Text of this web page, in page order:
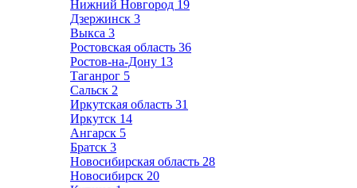
Нижний Новгород 19
Дзержинск 3
Выкса 3
Ростовская область 36
Ростов-на-Дону 13
Таганрог 5
Сальск 2
Иркутская область 31
Иркутск 14
Ангарск 5
Братск 3
Новосибирская область 28
Новосибирск 20